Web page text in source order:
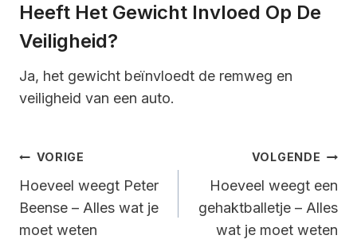
Heeft Het Gewicht Invloed Op De
Veiligheid?
Ja, het gewicht beïnvloedt de remweg en
veiligheid van een auto.
Bericht
Navigatie
VORIGE
Hoeveel weegt Peter
Beense – Alles wat je
moet weten
VOLGENDE
Hoeveel weegt een
gehaktballetje – Alles
wat je moet weten